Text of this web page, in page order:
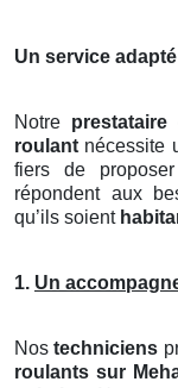
Un service
Notre prestataire
roulant nécessite
fiers de
répondent aux
qu’ils soient
1. Un
Nostechniciens
roulants sur